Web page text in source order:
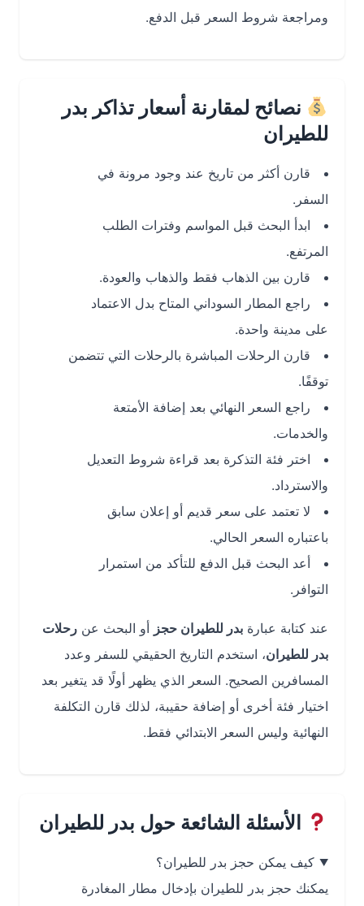
ومراجعة شروط السعر قبل الدفع.
نصائح لمقارنة أسعار تذاكر بدر
للطيران
قارن أكثر من تاريخ عند وجود مرونة في
السفر.
ابدأ البحث قبل المواسم وفترات الطلب
المرتفع.
قارن بين الذهاب فقط والذهاب والعودة.
راجع المطار السوداني المتاح بدل الاعتماد
على مدينة واحدة.
قارن الرحلات المباشرة بالرحلات التي تتضمن
راجع السعر النهائي بعد إضافة الأمتعة
والخدمات.
اختر فئة التذكرة بعد قراءة شروط التعديل
والاسترداد.
لا تعتمد على سعر قديم أو إعلان سابق
باعتباره السعر الحالي.
أعد البحث قبل الدفع للتأكد من استمرار
التوافر.
عند كتابة عبارة بدر للطيران حجزأو البحث عنرحلات
بدر للطيران، استخدم التاريخ الحقيقي للسفر وعدد
المسافرين الصحيح. السعر الذي يظهر أولًا قد يتغير بعد
اختيار فئة أخرى أو إضافة حقيبة، لذلك قارن التكلفة
النهائية وليس السعر الابتدائي فقط.
الأسئلة الشائعة حول بدر للطيران
كيف يمكن حجز بدر للطيران؟
يمكنك حجز بدر للطيران بإدخال مطار المغادرة